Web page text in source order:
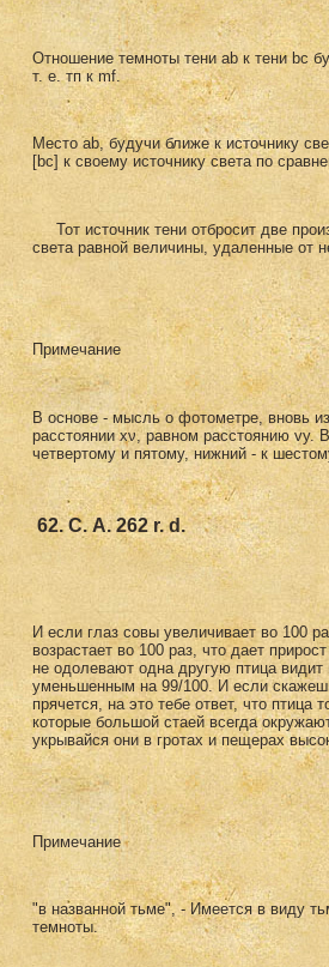
Отношение темноты тени аb к тени bс
т. е. тп к mf.
Место аb, будучи ближе к источнику
[bс] к своему источнику света по
Тот источник тени отбросит две
света равной величины, удаленные от
Примечание
В основе - мысль о фотометре, вновь
расстоянии хν, равном расстоянию vy.
четвертому и пятому, ниж­ний - к
62. С. А. 262 r. d.
И если глаз совы увеличивает во 100
возрастает во 100 раз, что дает
не одолевают одна другую птица
уменьшенным на 99/100. И если
прячется, на это тебе ответ, что птица
которые большой стаей всегда
укрывайся они в гротах и пещерах
Примечание
"в названной тьме", - Имеется в виду
темноты.